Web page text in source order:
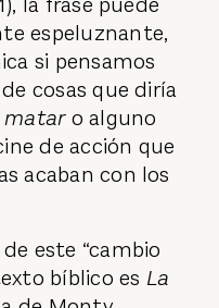
espeluznante,
si pensamos
cosas que diría
mataro alguno
de acción que
acaban con los
este “cambio
bíblico es La